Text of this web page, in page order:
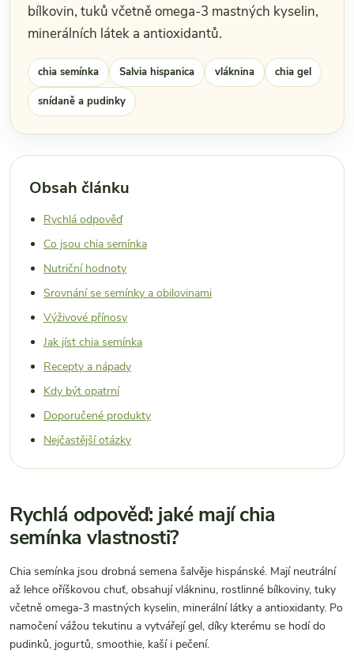
bílkovin, tuků včetně omega-3 mastných kyselin,
minerálních látek a antioxidantů.
chia semínka Salvia hispanica vláknina chia gel
snídaně a pudinky
Obsah článku
Rychlá odpověď
Co jsou chia semínka
Nutriční hodnoty
Srovnání se semínky a obilovinami
Výživové přínosy
Jak jíst chia semínka
Recepty a nápady
Kdy být opatrní
Doporučené produkty
Nejčastější otázky
Rychlá odpověď: jaké mají chia
semínka vlastnosti?
Chia semínka jsou drobná semena šalvěje hispánské. Mají neutrální
až lehce oříškovou chuť, obsahují vlákninu, rostlinné bílkoviny, tuky
včetně omega-3 mastných kyselin, minerální látky a antioxidanty. Po
namočení vážou tekutinu a vytvářejí gel, díky kterému se hodí do
pudinků, jogurtů, smoothie, kaší i pečení.